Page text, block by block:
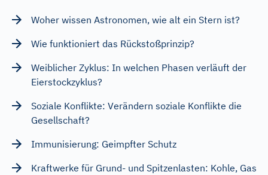
Woher wissen Astronomen, wie alt ein Stern ist?
Wie funktioniert das Rückstoßprinzip?
Weiblicher Zyklus: In welchen Phasen verläuft der
Eierstockzyklus?
Soziale Konflikte: Verändern soziale Konflikte die
Gesellschaft?
Immunisierung: Geimpfter Schutz
Kraftwerke für Grund- und Spitzenlasten: Kohle, Gas